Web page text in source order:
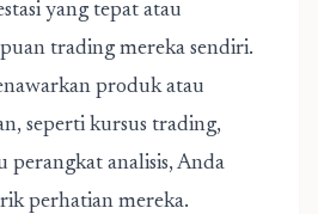
yang tepat atau
trading mereka sendiri.
produk atau
seperti kursus trading,
perangkat analisis, Anda
perhatian mereka.